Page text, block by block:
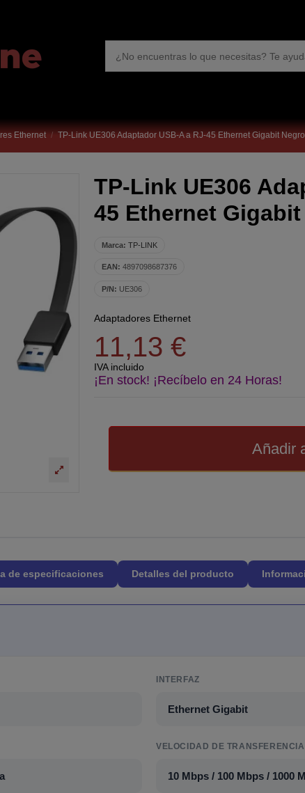
Ethernet TP-Link UE306 Adaptador USB-A a RJ-45 Ethernet Gigabit Negro
TP-Link UE306
45 Ethernet
Marca: TP-LINK
EAN: 4897098687376
P/N: UE306
Adaptadores Ethernet
11,13 €
IVA incluido
¡En stock! ¡Recíbelo en 24 Horas!
Añadir
de especificaciones Detalles del producto
INTERFAZ
Ethernet Gigabit
VELOCIDAD DE TRANSFERENCIA
10 Mbps / 100 Mbps / 1000